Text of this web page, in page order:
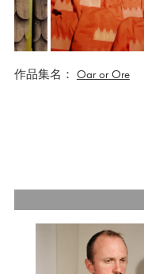
作品集名： Oar or Ore